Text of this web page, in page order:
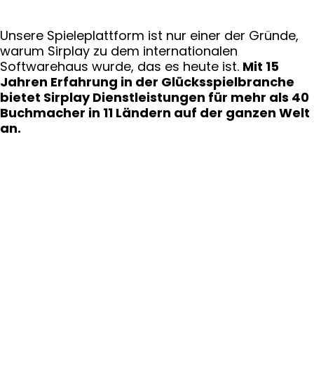
Unsere Spieleplattform ist nur einer der Gründe,
warum Sirplay zu dem internationalen
Softwarehaus wurde, das es heute ist. Mit 15
Jahren Erfahrung in der Glücksspielbranche
bietet Sirplay Dienstleistungen für mehr als 40
Buchmacher in 11 Ländern auf der ganzen Welt
an.